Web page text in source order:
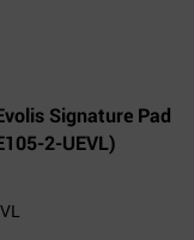
Signature Pad
2-UEVL)